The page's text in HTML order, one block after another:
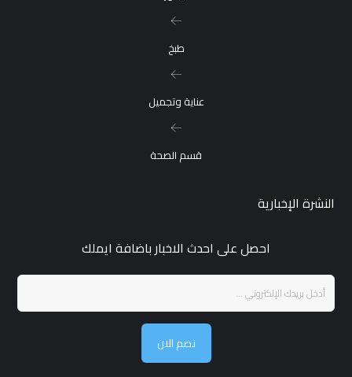
طبخ
عناية وتجميل
قسم الصحة
النشرة الإخبارية
احصل على احدث الاخبار باضافة ايملك
نضم الان